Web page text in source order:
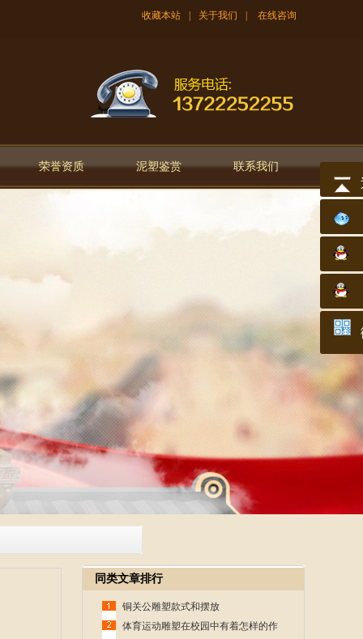
收藏本站 关于我们 在线咨询
荣誉资质 泥塑鉴赏 联系我们
同类文章排行
铜关公雕塑款式和摆放
体育运动雕塑在校园中有着怎样的作